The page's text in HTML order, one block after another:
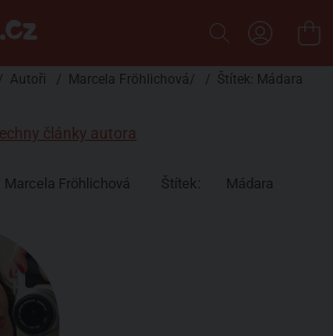
/ Autoři / Marcela Fröhlichová/ / Štítek: Mádara
články autora
Marcela Fröhlichová Štítek: Mádara